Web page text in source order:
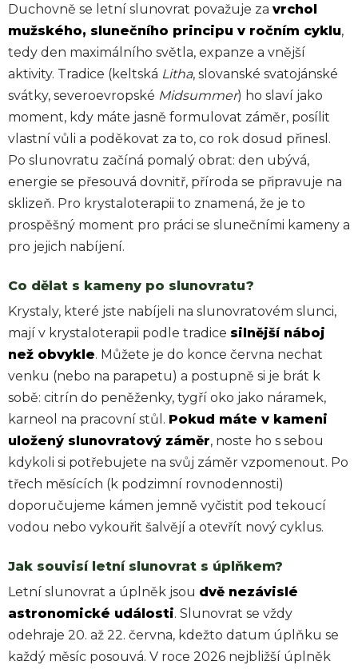
Duchovně se letní slunovrat považuje za vrchol
mužského, slunečního principu v ročním cyklu,
tedy den maximálního světla, expanze a vnější
aktivity. Tradice (keltská Litha, slovanské svatojánské
svátky, severoevropské Midsummer) ho slaví jako
moment, kdy máte jasně formulovat záměr, posílit
vlastní vůli a poděkovat za to, co rok dosud přinesl.
Po slunovratu začíná pomalý obrat: den ubývá,
energie se přesouvá dovnitř, příroda se připravuje na
sklizeň. Pro krystaloterapii to znamená, že je to
prospěšný moment pro práci se slunečními kameny a
pro jejich nabíjení.
Co dělat s kameny po slunovratu?
Krystaly, které jste nabíjeli na slunovratovém slunci,
mají v krystaloterapii podle tradice silnější náboj
než obvykle. Můžete je do konce června nechat
venku (nebo na parapetu) a postupně si je brát k
sobě: citrín do peněženky, tygří oko jako náramek,
karneol na pracovní stůl. Pokud máte v kameni
uložený slunovratový záměr, noste ho s sebou
kdykoli si potřebujete na svůj záměr vzpomenout. Po
třech měsících (k podzimní rovnodennosti)
doporučujeme kámen jemně vyčistit pod tekoucí
vodou nebo vykouřit šalvějí a otevřít nový cyklus.
Jak souvisí letní slunovrat s úplňkem?
Letní slunovrat a úplněk jsou dvě nezávislé
astronomické události. Slunovrat se vždy
odehraje 20. až 22. června, kdežto datum úplňku se
každý měsíc posouvá. V roce 2026 nejbližší úplněk